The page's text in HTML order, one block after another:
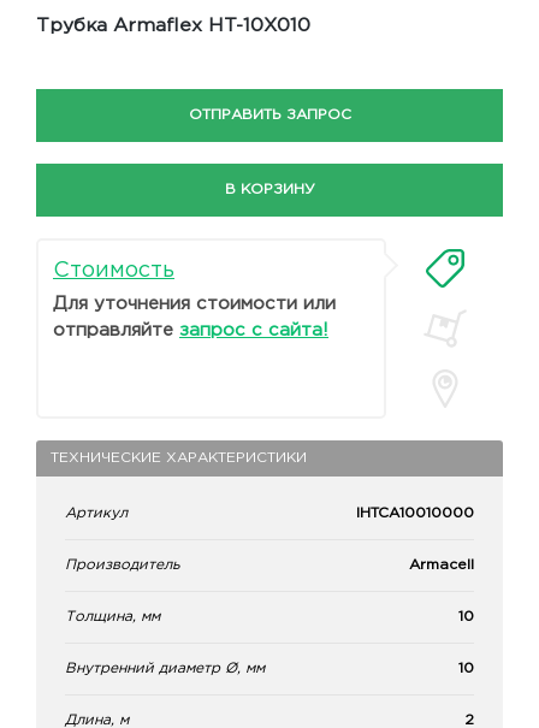
Трубка Armaflex HT-10X010
ОТПРАВИТЬ ЗАПРОС
В КОРЗИНУ
Стоимость
Для уточнения стоимости или
отправляйте запрос с сайта!
ТЕХНИЧЕСКИЕ ХАРАКТЕРИСТИКИ
Артикул IHTCA10010000
Производитель Armacell
Толщина, мм 10
Внутренний диаметр Ø, мм 10
Длина, м 2